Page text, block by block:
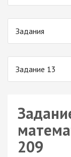
Задания
Задание 13
209